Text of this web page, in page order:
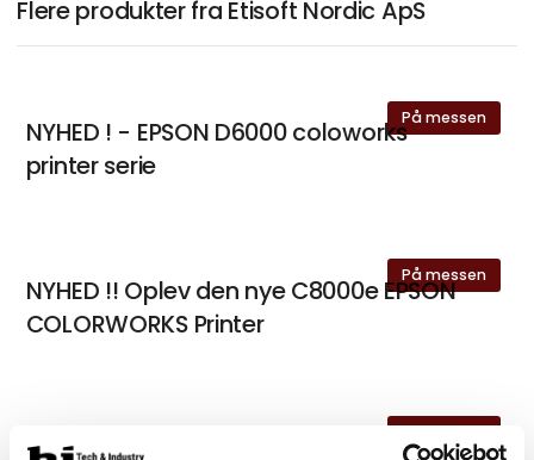
Flere produkter fra Etisoft Nordic ApS
På messen
NYHED ! - EPSON D6000 coloworks
printer serie
På messen
NYHED !! Oplev den nye C8000e EPSON
COLORWORKS Printer
Opleve EPSON COLORWORKS Printer